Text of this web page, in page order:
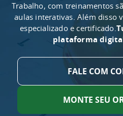
Trabalho, com treinamentos
aulas interativas. Além disso
especializado e certificado.
plataforma
FALE COM
MONTE SEU